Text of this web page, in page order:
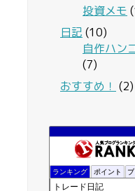
投資メモ
日記 (10)
自作ハン
(7)
おすすめ！ (2)
ランキング ポイント
132位 東証メモ
133位 ありさん5252の